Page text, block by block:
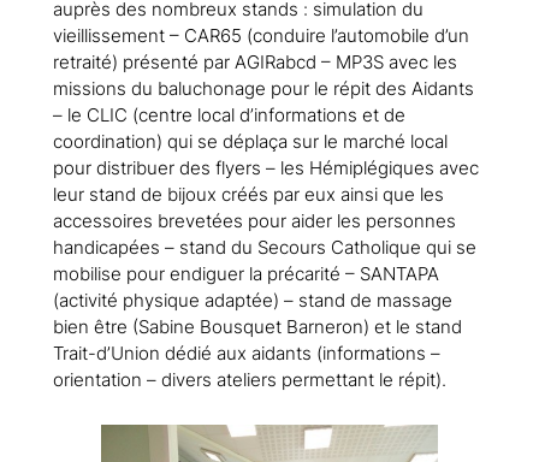
auprès des nombreux stands : simulation du
vieillissement – CAR65 (conduire l’automobile d’un
retraité) présenté par AGIRabcd – MP3S avec les
missions du baluchonage pour le répit des Aidants
– le CLIC (centre local d’informations et de
coordination) qui se déplaça sur le marché local
pour distribuer des flyers – les Hémiplégiques avec
leur stand de bijoux créés par eux ainsi que les
accessoires brevetées pour aider les personnes
handicapées – stand du Secours Catholique qui se
mobilise pour endiguer la précarité – SANTAPA
(activité physique adaptée) – stand de massage
bien être (Sabine Bousquet Barneron) et le stand
Trait-d’Union dédié aux aidants (informations –
orientation – divers ateliers permettant le répit).